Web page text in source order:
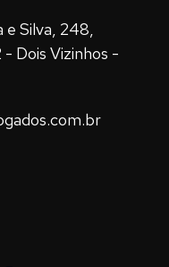
e Silva, 248,
- Dois Vizinhos -